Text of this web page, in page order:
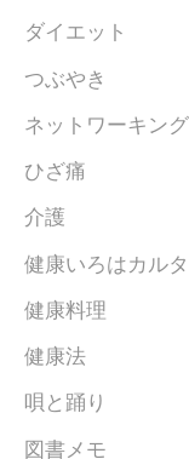
ダイエット
つぶやき
ネットワーキング
ひざ痛
介護
健康いろはカルタ
健康料理
健康法
唄と踊り
図書メモ